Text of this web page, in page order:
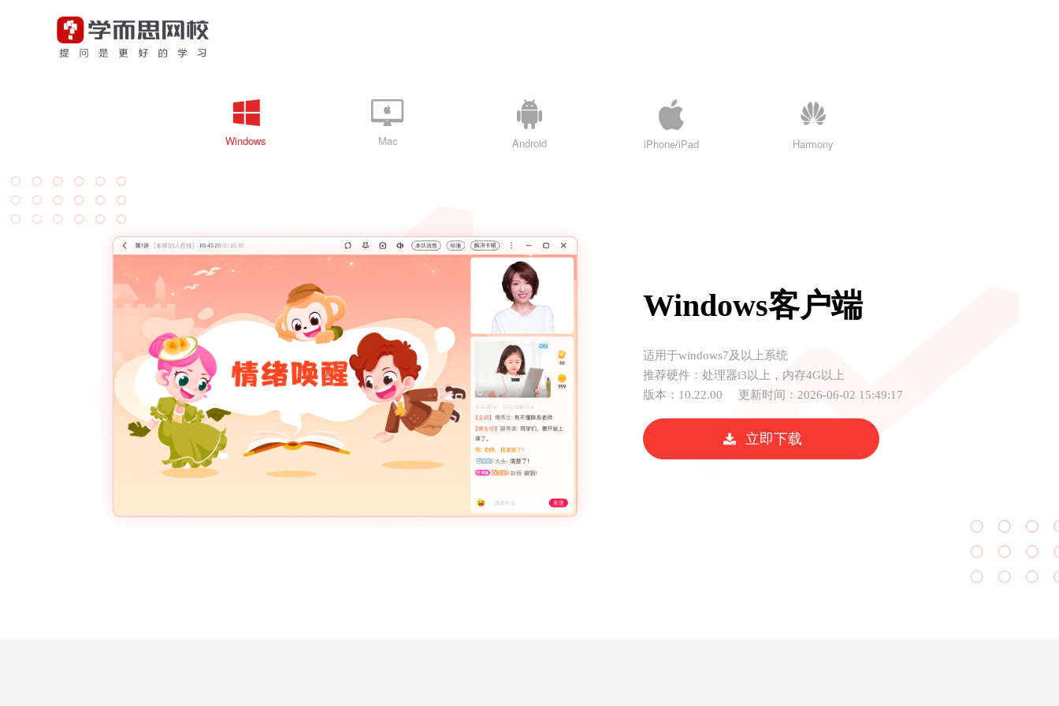
Windows Mac Android iPhone/iPad Harmony
Windows客户端
适用于windows7及以上系统
推荐硬件：处理器i3以上，内存4G以上
版本：10.22.00
更新时间：2026-06-02 15:49:17
立即下载